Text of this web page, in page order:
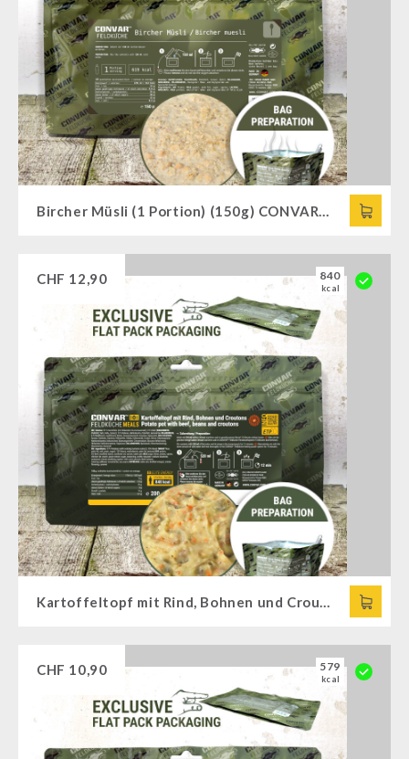
CHF 12,90 840
kcal
CHF 10,90 579
kcal